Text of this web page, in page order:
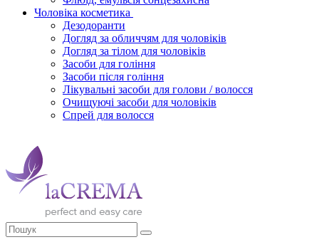
Чоловіка косметика
Дезодоранти
Догляд за обличчям для чоловіків
Догляд за тілом для чоловіків
Засоби для гоління
Засоби після гоління
Лікувальні засоби для голови / волосся
Очищуючі засоби для чоловіків
Спрей для волосся